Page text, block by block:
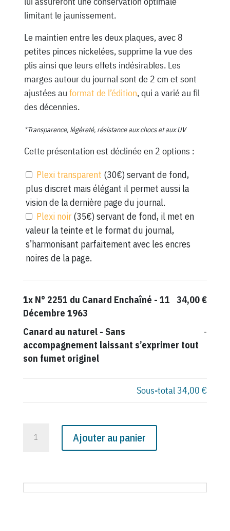
limitant le jaunissement.
Le maintien entre les deux plaques, avec 8
petites pinces nickelées, supprime la vue des
plis ainsi que leurs effets indésirables. Les
marges autour du journal sont de 2 cm et sont
ajustées au format de l’édition, qui a varié au fil
des décennies.
*Transparence, légèreté, résistance aux chocs et aux UV
Cette présentation est déclinée en 2 options :
Plexi transparent (30€) servant de fond,
plus discret mais élégant il permet aussi la
vision de la dernière page du journal.
Plexi noir (35€) servant de fond, il met en
valeur la teinte et le format du journal,
s’harmonisant parfaitement avec les encres
noires de la page.
1x N° 2251 du Canard Enchaîné - 11
Décembre 1963
34,00 €
Canard au naturel- Sans
accompagnement laissant s’exprimer tout
son fumet originel
-
Sous-total34,00 €
du
Ajouter au panier